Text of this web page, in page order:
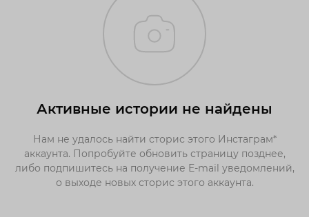
Активные истории не найдены
Нам не удалось найти сторис этого Инстаграм*
аккаунта. Попробуйте обновить страницу позднее,
либо подпишитесь на получение E-mail уведомлений,
о выходе новых сторис этого аккаунта.